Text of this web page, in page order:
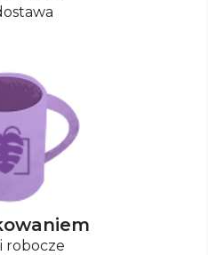
robocze